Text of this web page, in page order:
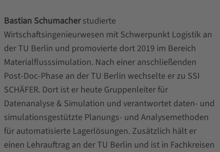
Bastian Schumacherstudierte
Wirtschaftsingenieurwesen mit Schwerpunkt Logistik an
der TU Berlin und promovierte dort 2019 im Bereich
Materialflusssimulation. Nach einer anschließenden
Post‑Doc‑Phase an der TU Berlin wechselte er zu SSI
SCHÄFER. Dort ist er heute Gruppenleiter für
Datenanalyse & Simulation und verantwortet daten- und
simulationsgestützte Planungs- und Analysemethoden
für automatisierte Lagerlösungen. Zusätzlich hält er
einen Lehrauftrag an der TU Berlin und ist in Fachkreisen